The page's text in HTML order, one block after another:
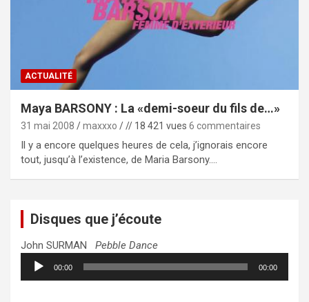
ACTUALITÉ
Maya BARSONY : La «demi-soeur du fils de…»
31 mai 2008 maxxxo // 18 421 vues 6 commentaires
Il y a encore quelques heures de cela, j’ignorais encore
tout, jusqu’à l’existence, de Maria Barsony.…
Disques que j’écoute
John SURMAN Pebble Dance
Lecteur
audio
00:00 00:00